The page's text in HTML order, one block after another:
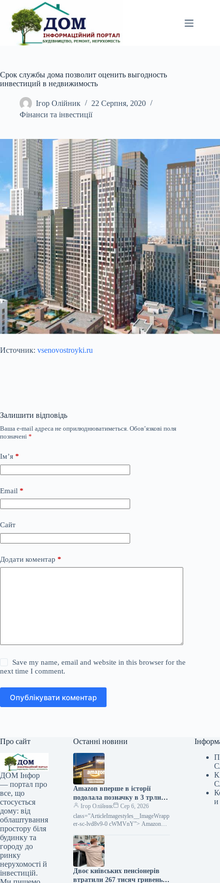
вмісту
Срок службы дома позволит оценить выгодность
инвестиций в недвижимость
Ігор Олійник
22 Серпня, 2020
Фінанси та інвестиції
Источник: vsenovostroyki.ru
Залишити відповідь
Ваша e-mail адреса не оприлюднюватиметься. Обов’язкові поля
позначені *
Ім’я *
Email *
Сайт
Додати коментар *
Save my name, email and website in this browser for the
next time I comment.
Опублікувати коментар
Про сайт
ДОМ Інфор
— портал про
все, що
стосується
дому: від
облаштування
простору біля
будинку та
городу до
ринку
нерухомості й
інвестицій.
Останні новини
Amazon вперше в історії
подолала позначку в 3 трлн
доларів ринкової капіталізації
Ігор Олійник
Сер 6, 2026
class=”ArticleImagestyles__ImageWrapp
er-sc-lvd8v9-0 cWMVnY”> Amazon
серед компаній «великої
сімки»Amazon вперше досягла
ринкової
Двоє київських пенсіонерів
втратили 267 тисяч гривень,
и